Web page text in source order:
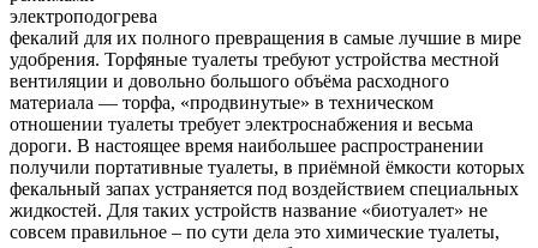
электроподогрева
фекалий для их полного превращения в самые лучшие в мире
удобрения. Торфяные туалеты требуют устройства местной
вентиляции и довольно большого объёма расходного
материала — торфа, «продвинутые» в техническом
отношении туалеты требует электроснабжения и весьма
дороги. В настоящее время наибольшее распространении
получили портативные туалеты, в приёмной ёмкости которых
фекальный запах устраняется под воздействием специальных
жидкостей. Для таких устройств название «биотуалет» не
совсем правильное – по сути дела это химические туалеты,